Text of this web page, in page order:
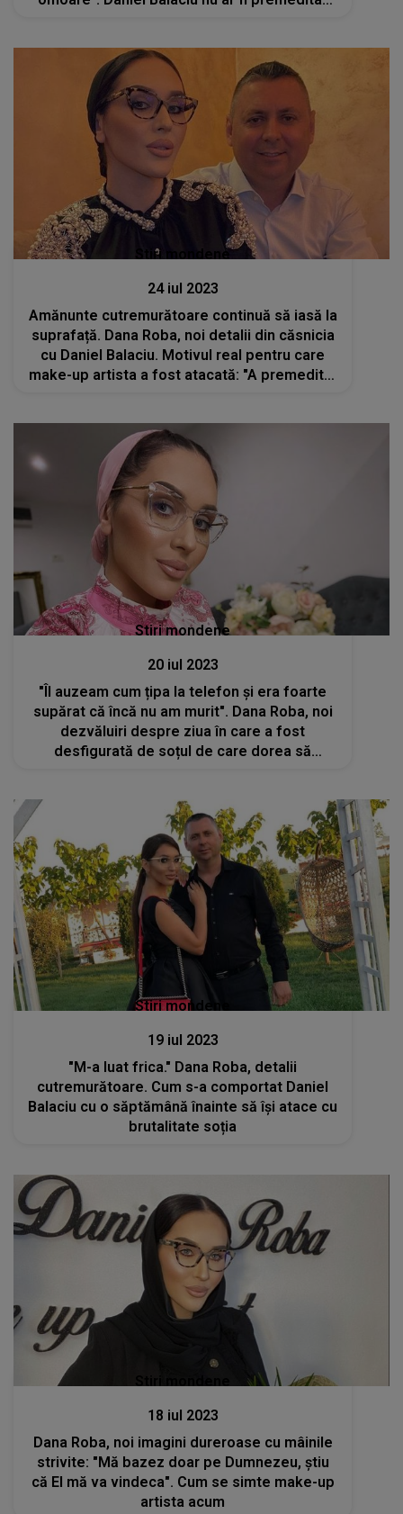
Stiri mondene
24 iul 2023
Amănunte cutremurătoare continuă să iasă la
suprafață. Dana Roba, noi detalii din căsnicia
cu Daniel Balaciu. Motivul real pentru care
make-up artista a fost atacată: "A premeditat
Stiri mondene
20 iul 2023
"Îl auzeam cum țipa la telefon și era foarte
supărat că încă nu am murit". Dana Roba, noi
dezvăluiri despre ziua în care a fost
desfigurată de soțul de care dorea să
Stiri mondene
19 iul 2023
"M-a luat frica." Dana Roba, detalii
cutremurătoare. Cum s-a comportat Daniel
Balaciu cu o săptămână înainte să își atace cu
brutalitate soția
18 iul 2023
Dana Roba, noi imagini dureroase cu mâinile
strivite: "Mă bazez doar pe Dumnezeu, știu
că El mă va vindeca". Cum se simte make-up
artista acum